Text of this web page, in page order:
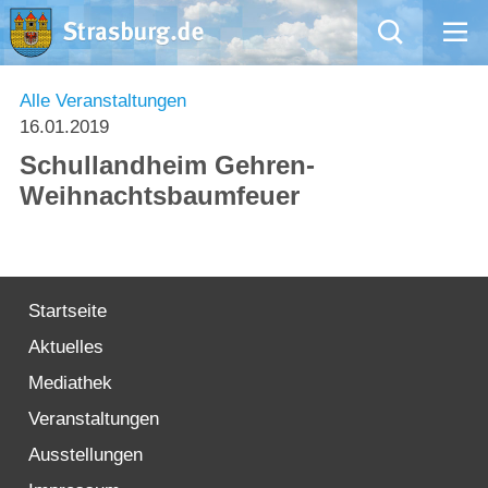
Mängelmeldung
Rathaus
Wirtschaft
Alle Veranstaltungen
16.01.2019
Schullandheim Gehren-
Weihnachtsbaumfeuer
Startseite
Aktuelles
Mediathek
Veranstaltungen
Ausstellungen